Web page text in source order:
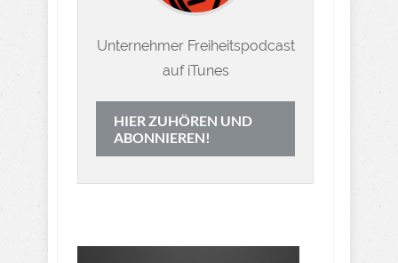
Unternehmer Freiheitspodcast
auf iTunes
HIER ZUHÖREN UND
ABONNIEREN!